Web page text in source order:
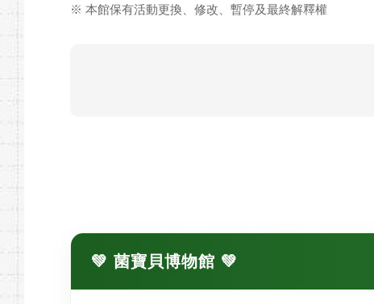
※ 本館保有活動更換、修改、暫停及最終解釋權
💚 菌寶貝博物館 💚